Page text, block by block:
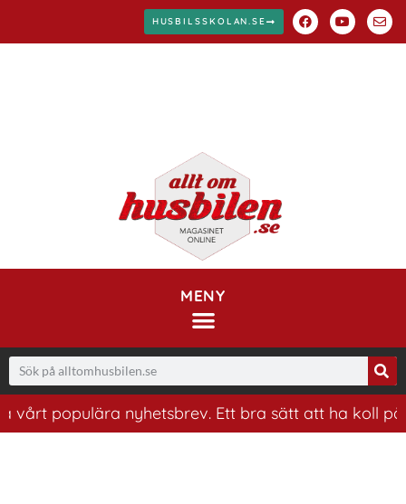
HUSBILSSKOLAN.SE
MENY
nyhetsbrev. Ett bra sätt att ha koll på